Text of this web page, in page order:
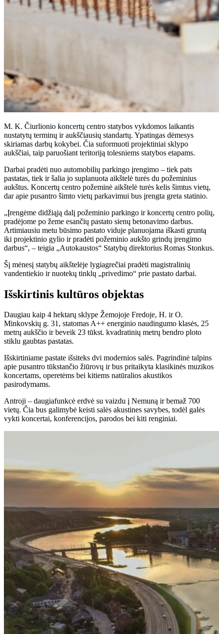
M. K. Čiurlionio koncertų centro statybos vykdomos laikantis
nustatytų terminų ir aukščiausių standartų. Ypatingas dėmesys
skiriamas darbų kokybei. Čia suformuoti projektiniai sklypo
aukščiai, taip paruošiant teritoriją tolesniems statybos etapams.
Darbai pradėti nuo automobilių parkingo įrengimo – tiek pats
pastatas, tiek ir šalia jo suplanuota aikštelė turės du požeminius
aukštus. Koncertų centro požeminė aikštelė turės kelis šimtus vietų,
dar apie pusantro šimto vietų parkavimui bus įrengta greta statinio.
„Įrengėme didžiąją dalį požeminio parkingo ir koncertų centro polių,
pradėjome po žeme esančių pastato sienų betonavimo darbus.
Artimiausiu metu būsimo pastato viduje planuojama iškasti gruntą
iki projektinio gylio ir pradėti požeminio aukšto grindų įrengimo
darbus“, – teigia „Autokaustos“ Statybų direktorius Romas Stonkus.
Šį mėnesį statybų aikštelėje lygiagrečiai pradėti magistralinių
vandentiekio ir nuotekų tinklų „privedimo“ prie pastato darbai.
Išskirtinis kultūros objektas
Daugiau kaip 4 hektarų sklype Žemojoje Fredoje, H. ir O.
Minkovskių g. 31, statomas A++ energinio naudingumo klasės, 25
metrų aukščio ir beveik 23 tūkst. kvadratinių metrų bendro ploto
stiklu gaubtas pastatas.
Išskirtiniame pastate išsiteks dvi modernios salės. Pagrindinė talpins
apie pusantro tūkstančio žiūrovų ir bus pritaikyta klasikinės muzikos
koncertams, operetėms bei kitiems natūralios akustikos
pasirodymams.
Antroji – daugiafunkcė erdvė su vaizdu į Nemuną ir bemaž 700
vietų. Čia bus galimybė keisti salės akustines savybes, todėl galės
vykti koncertai, konferencijos, parodos bei kiti renginiai.